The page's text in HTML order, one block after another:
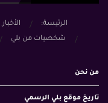
الرئيسة: الأخبار
شخصيات من بلي
من نحن
تاريخ موقع بلي الرسمي